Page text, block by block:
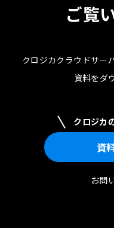
ご覧
クロジカクラウドサー
資料をダ
クロジカ
資
お問